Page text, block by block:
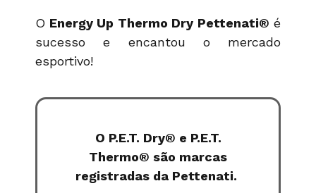
O Energy Up Thermo Dry Pettenati® é
sucesso e encantou o mercado
esportivo!
O P.E.T. Dry®️ e P.E.T.
Thermo® são marcas
registradas da Pettenati.